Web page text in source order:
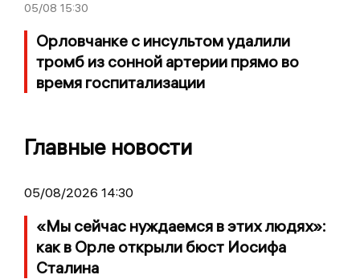
05/08 15:30
Орловчанке с инсультом удалили
тромб из сонной артерии прямо во
время госпитализации
Главные новости
05/08/2026 14:30
«Мы сейчас нуждаемся в этих людях»:
как в Орле открыли бюст Иосифа
Сталина